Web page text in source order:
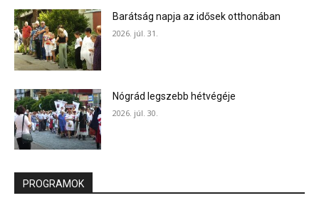
Barátság napja az idősek otthonában
2026. júl. 31.
Nógrád legszebb hétvégéje
2026. júl. 30.
PROGRAMOK